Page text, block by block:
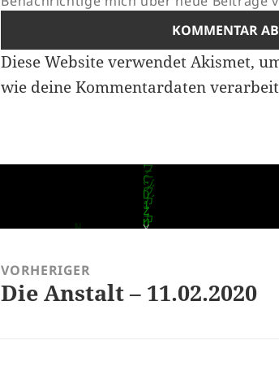
Diese Website verwendet Akismet,
wie deine Kommentardaten
VORHERIGER
Vorheriger
Die Anstalt – 11.02.2020